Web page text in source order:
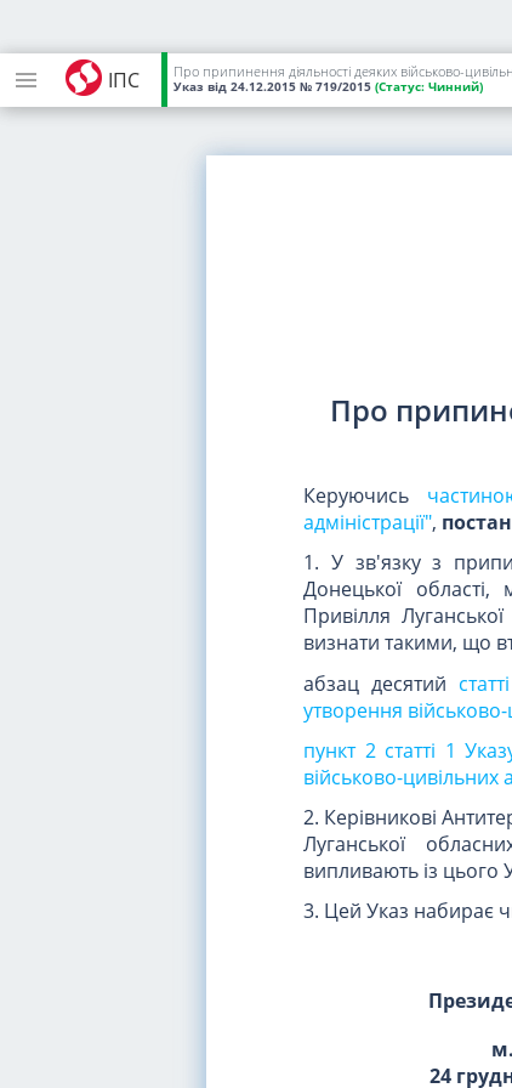
ІПС Про припинення діяльності деяких військово-
Указ від 24.12.2015 № 719/2015 (Статус: Чинний)
Про
Керуючись
адміністрації",
1. У зв'язку з
Донецької області,
Привілля
визнати такими, що
абзац десятий
утворення військово-
пункт 2 статті 1
військово-цивільних
2. Керівникові
Луганської
випливають із цього
3. Цей Указ набирає
24